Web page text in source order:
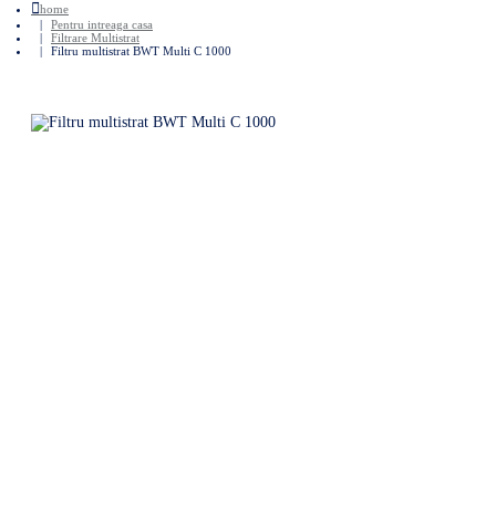
home
Pentru intreaga casa
Filtrare Multistrat
Filtru multistrat BWT Multi C 1000